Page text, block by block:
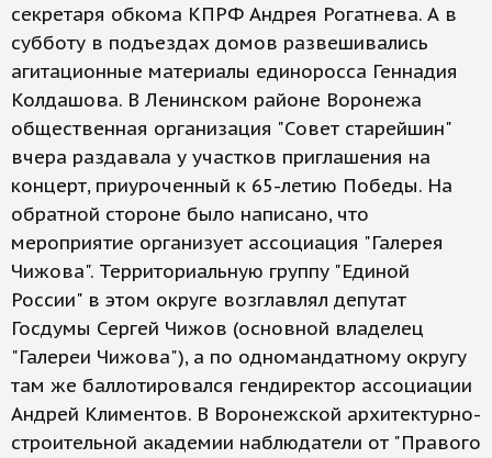
секретаря обкома КПРФ Андрея Рогатнева. А в
субботу в подъездах домов развешивались
агитационные материалы единоросса Геннадия
Колдашова. В Ленинском районе Воронежа
общественная организация "Совет старейшин"
вчера раздавала у участков приглашения на
концерт, приуроченный к 65-летию Победы. На
обратной стороне было написано, что
мероприятие организует ассоциация "Галерея
Чижова". Территориальную группу "Единой
России" в этом округе возглавлял депутат
Госдумы Сергей Чижов (основной владелец
"Галереи Чижова"), а по одномандатному округу
там же баллотировался гендиректор ассоциации
Андрей Климентов. В Воронежской архитектурно-
строительной академии наблюдатели от "Правого